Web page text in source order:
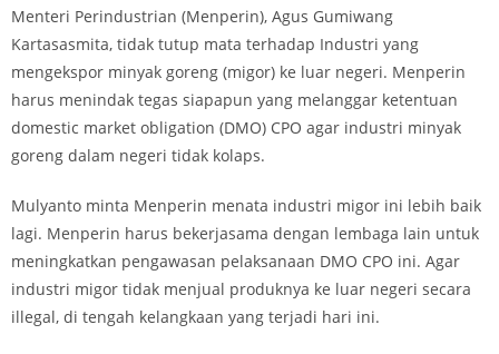
Menteri Perindustrian (Menperin), Agus Gumiwang
Kartasasmita, tidak tutup mata terhadap Industri yang
mengekspor minyak goreng (migor) ke luar negeri. Menperin
harus menindak tegas siapapun yang melanggar ketentuan
domestic market obligation (DMO) CPO agar industri minyak
goreng dalam negeri tidak kolaps.
Mulyanto minta Menperin menata industri migor ini lebih baik
lagi. Menperin harus bekerjasama dengan lembaga lain untuk
meningkatkan pengawasan pelaksanaan DMO CPO ini. Agar
industri migor tidak menjual produknya ke luar negeri secara
illegal, di tengah kelangkaan yang terjadi hari ini.